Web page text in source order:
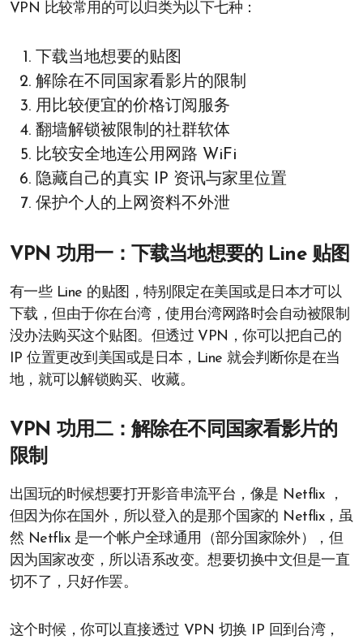
VPN 比较常用的可以归类为以下七种：
下载当地想要的贴图
解除在不同国家看影片的限制
用比较便宜的价格订阅服务
翻墙解锁被限制的社群软体
比较安全地连公用网路 WiFi
隐藏自己的真实 IP 资讯与家里位置
保护个人的上网资料不外泄
VPN 功用一：下载当地想要的 Line 贴图
有一些 Line 的贴图，特别限定在美国或是日本才可以
下载，但由于你在台湾，使用台湾网路时会自动被限制
没办法购买这个贴图。但透过 VPN，你可以把自己的
IP 位置更改到美国或是日本，Line 就会判断你是在当
地，就可以解锁购买、收藏。
VPN 功用二：解除在不同国家看影片的
限制
出国玩的时候想要打开影音串流平台，像是 Netflix ，
但因为你在国外，所以登入的是那个国家的 Netflix，虽
然 Netflix 是一个帐户全球通用（部分国家除外），但
因为国家改变，所以语系改变。想要切换中文但是一直
切不了，只好作罢。
这个时候，你可以直接透过 VPN 切换 IP 回到台湾，